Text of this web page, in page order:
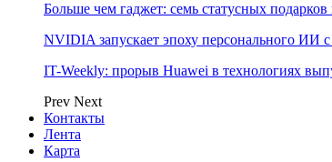
Больше чем гаджет: семь статусных
NVIDIA запускает эпоху персонального ИИ
IT-Weekly: прорыв Huawei в технологиях
Prev Next
Контакты
Лента
Карта